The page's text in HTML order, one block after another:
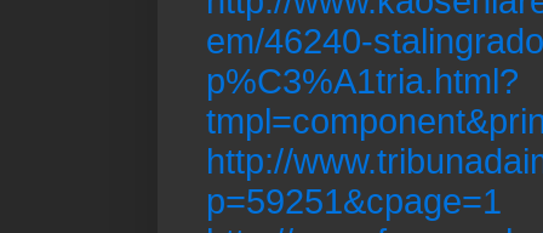
em/46240-
p%C3%A1tria.html?
http://
p=59251&cpage=1